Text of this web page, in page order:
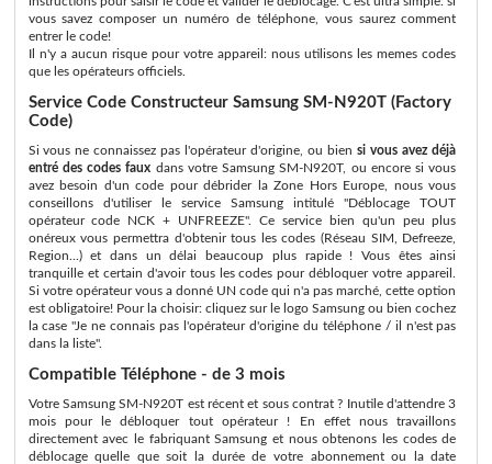
vous savez composer un numéro de téléphone, vous saurez comment
entrer le code!
Il n'y a aucun risque pour votre appareil: nous utilisons les memes codes
que les opérateurs officiels.
Service Code Constructeur Samsung SM-N920T (Factory
Code)
Si vous ne connaissez pas l'opérateur d'origine, ou bien si vous avez déjà
entré des codes faux dans votre Samsung SM-N920T, ou encore si vous
avez besoin d'un code pour débrider la Zone Hors Europe, nous vous
conseillons d'utiliser le service Samsung intitulé "Déblocage TOUT
opérateur code NCK + UNFREEZE". Ce service bien qu'un peu plus
onéreux vous permettra d'obtenir tous les codes (Réseau SIM, Defreeze,
Region...) et dans un délai beaucoup plus rapide ! Vous êtes ainsi
tranquille et certain d'avoir tous les codes pour débloquer votre appareil.
Si votre opérateur vous a donné UN code qui n'a pas marché, cette option
est obligatoire! Pour la choisir: cliquez sur le logo Samsung ou bien cochez
la case "Je ne connais pas l'opérateur d'origine du téléphone / il n'est pas
dans la liste".
Compatible Téléphone - de 3 mois
Votre Samsung SM-N920T est récent et sous contrat ? Inutile d'attendre 3
mois pour le débloquer tout opérateur ! En effet nous travaillons
directement avec le fabriquant Samsung et nous obtenons les codes de
déblocage quelle que soit la durée de votre abonnement ou la date